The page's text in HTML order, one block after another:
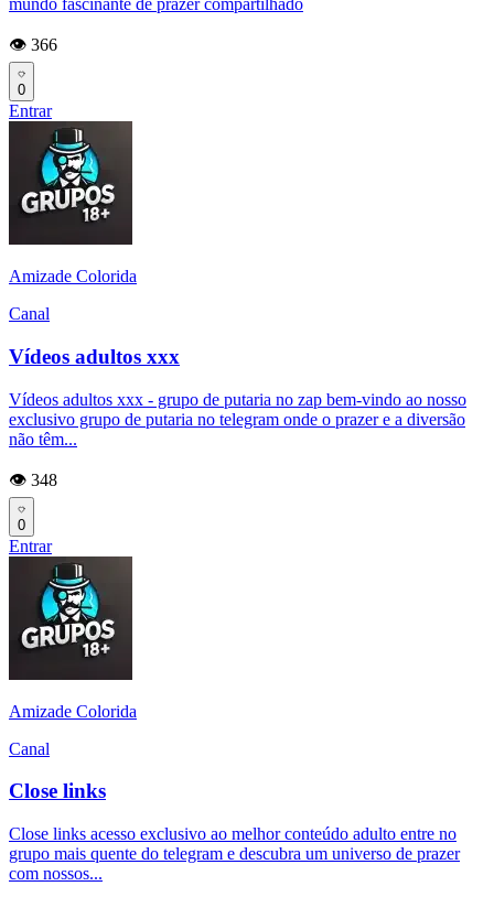
mundo fascinante de prazer compartilhado
👁️ 366
0
Entrar
Amizade Colorida
Canal
Vídeos adultos xxx
Vídeos adultos xxx - grupo de putaria no zap bem-vindo ao nosso
exclusivo grupo de putaria no telegram onde o prazer e a diversão
não têm...
👁️ 348
0
Entrar
Amizade Colorida
Canal
Close links
Close links acesso exclusivo ao melhor conteúdo adulto entre no
grupo mais quente do telegram e descubra um universo de prazer
com nossos...